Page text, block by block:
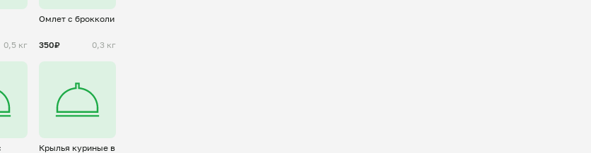
0,5 кг
Омлет с брокколи
350₽ 0,3 кг
Крылья куриные в